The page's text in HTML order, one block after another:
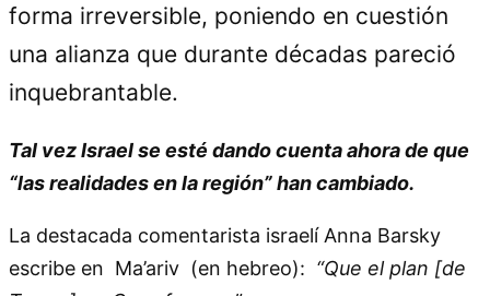
forma irreversible, poniendo en cuestión
una alianza que durante décadas pareció
inquebrantable.
Tal vez Israel se esté dando cuenta ahora de que
“las realidades en la región” han cambiado.
La destacada comentarista israelí Anna Barsky
escribe en Ma’ariv (en hebreo): “Que el plan [de